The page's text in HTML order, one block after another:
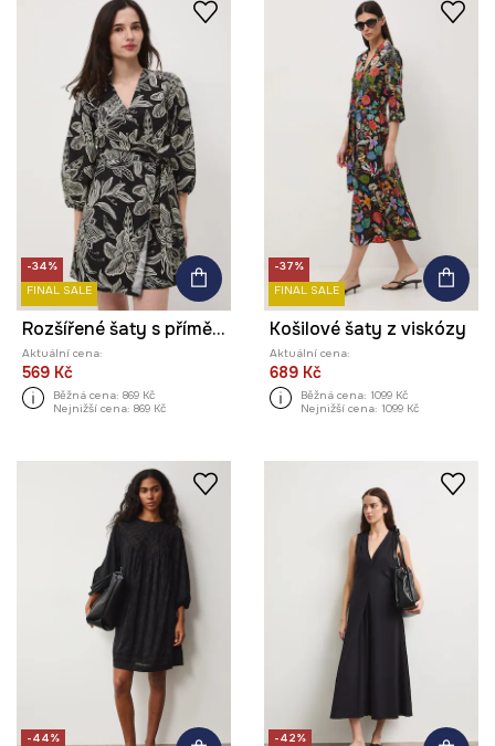
-34%
FINAL SALE
Rozšířené šaty s příměsí lnu
Aktuální cena:
569 Kč
Běžná cena: 869 Kč
Nejnižší cena: 869 Kč
-37%
FINAL SALE
Košilové šaty z viskózy
Aktuální cena:
689 Kč
Běžná cena: 1099 Kč
Nejnižší cena: 1099 Kč
-44%
-42%